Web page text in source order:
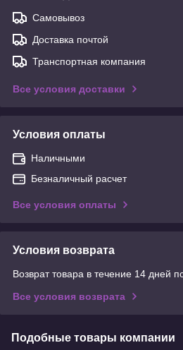
Самовывоз
Доставка почтой
Транспортная компания
Все условия доставки
Условия оплаты
Наличными
Безналичный расчет
Все условия оплаты
Условия возврата
Возврат товара в течение 14 дней
Все условия возврата
Подобные товары компании